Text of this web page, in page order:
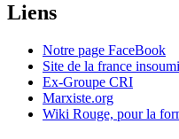
Liens
Notre page FaceBook
Site de la france
Ex-Groupe CRI
Marxiste.org
Wiki Rouge, pour la